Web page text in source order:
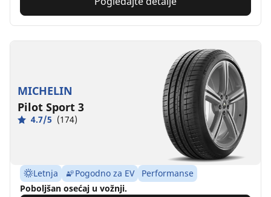
MICHELIN
Pilot Sport 3
4.7/5 (174)
Letnja Pogodno za EV
Performanse
Poboljšan osećaj u vožnji.